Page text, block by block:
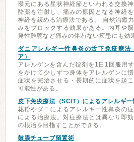
喉元にある星状神経節といわれる交換
酔薬を注射し、痛みの原因となる神経
神経を緩める治療法である。 自然治癒
みをブロックする効果がある。内耳や
発性難聴など痛みの伴わない疾患にも効
ダニアレルギー性鼻炎の舌下免疫療法
ア）
アレルゲンを含んだ錠剤を1日1回服用
をかけて少しずつ身体をアレルゲンに
症状を完治させる・長期的に症状を起
可能性がある。
皮下免疫療法（SCIT）によるアレルギ
花粉やダニによるアレルギー性鼻炎の
による治療法。対症療法とは異なり即
の根治を目指すことができる。
鼓膜チューブ留置術